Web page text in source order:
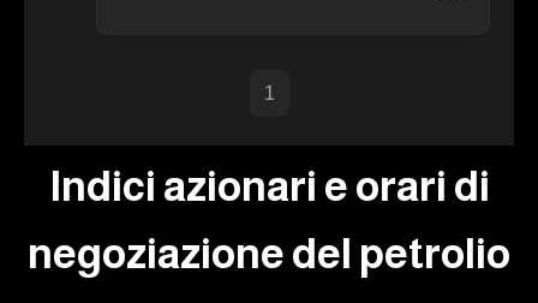
1
Indici azionari e orari di
negoziazione del petrolio